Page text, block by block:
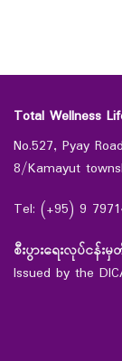
Total Wellness
No.527, Pyay
8/Kamayut
Tel: (+95) 9
စီးပွားရေးလုပ်င
Issued by the